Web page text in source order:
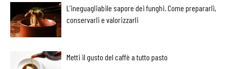
L’ineguagliabile sapore dei funghi. Come prepararli,
conservarli e valorizzarli
Metti il gusto del caffè a tutto pasto